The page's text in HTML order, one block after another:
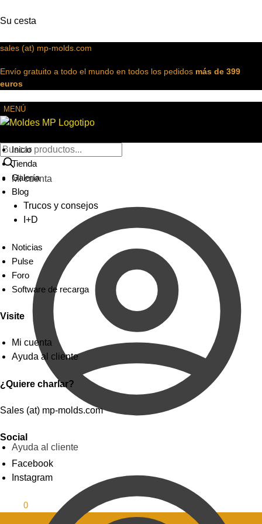
Su cesta
sales (at) mp-molds.com
Envío gratuito a todo el mundo en todos los pedidos más de 399
euros
MENÚ
Mi cuenta
Ayuda al cliente
Inicio
Tienda
Galería
Blog
Trucos y consejos
I+D
Noticias
Pulse
Foro
Software de recarga
Visite
Mi cuenta
Ayuda al cliente
¿Quiere charlar?
Sales (at) mp-molds.com
Social
Facebook
Instagram
0